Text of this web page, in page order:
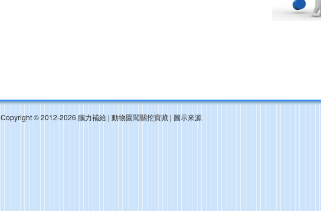
Copyright © 2012-2026 腦力補給 | 動物園闖關挖寶藏| 圖示來源